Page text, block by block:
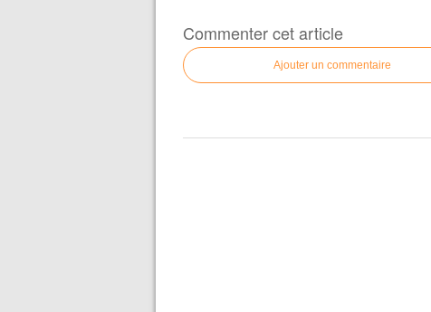
Commenter cet article
Ajouter un commentaire